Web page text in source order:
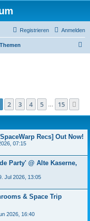
Anmelden
Registrieren
1von 15
2 3 4 5 15
Recs] Out Now!
07:15
Party' @ Alte Kaserne,
Jul 2026, 13:05
& Space Trip
2026, 16:40